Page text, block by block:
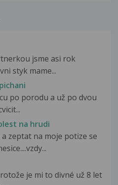
jsme asi rok
styk mame...
po porodu a už po dvou
na hrudi
zeptat na moje potize se
je mi to divné už 8 let